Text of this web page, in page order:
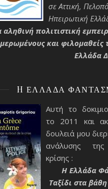
σε Αττική,
Ηπειρωτική
αληθινή πολιτιστική
και φιλομαθείς
Ελλάδα
H ΕΛΛΆΔΑ
Αυτή το
το 2011 και
δουλειά μου
ανάλυσης της
κρίσης :
H Ελλάδα
Ταξίδι στα